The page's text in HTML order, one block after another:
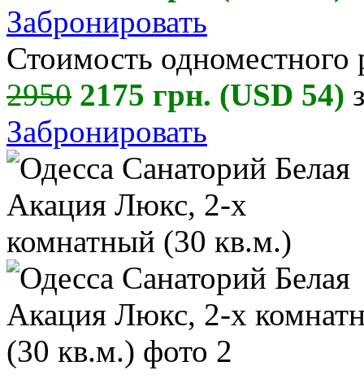
Забронировать
Стоимость одноместного
2950 2175 грн. (USD 54)
Забронировать